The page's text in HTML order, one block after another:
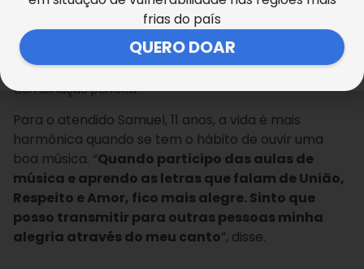
As aulas de flauta oferecem conhecimento teórico sobre
Combinação perfeita!
Para o atendido Samuel, 11 anos, a vida é mais
harmônica quando se tem o hábito de ouvir uma
boa música. “Quando participo das aulas de
música e aprendo as letras que falam de União,
Respeito e Amor, fico mais alegre. Sinto que
posso transmitir para outras pessoas minha
alegria através do meu canto”, disse.
frias do país
QUERO DOAR